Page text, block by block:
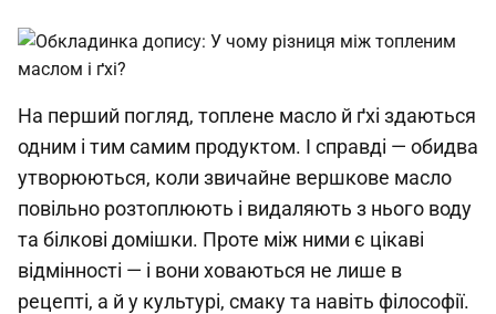
На перший погляд, топлене масло й ґхі здаються
одним і тим самим продуктом. І справді — обидва
утворюються, коли звичайне вершкове масло
повільно розтоплюють і видаляють з нього воду
та білкові домішки. Проте між ними є цікаві
відмінності — і вони ховаються не лише в
рецепті, а й у культурі, смаку та навіть філософії.